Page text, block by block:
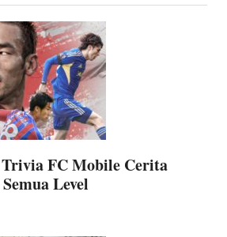
FC Mobile Cerita
Level